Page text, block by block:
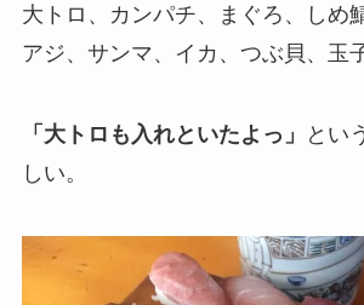
大トロ、カンパチ、まぐろ、しめ
アジ、サンマ、イカ、つぶ貝、玉
「大トロも入れといたよっ」
とい
しい。